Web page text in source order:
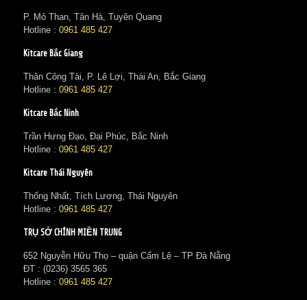
P. Mỏ Than, Tân Hà, Tuyên Quang
Hotline : 0961 485 427
Kitcare Bắc Giang
Thân Công Tài, P. Lê Lợi, Thái An, Bắc Giang
Hotline : 0961 485 427
Kitcare Bắc Ninh
Trần Hưng Đạo, Đại Phúc, Bắc Ninh
Hotline : 0961 485 427
Kitcare Thái Nguyên
Thống Nhất, Tích Lương, Thái Nguyên
Hotline : 0961 485 427
TRỤ SỞ CHÍNH MIỀN TRUNG
652 Nguyễn Hữu Thọ – quận Cẩm Lệ – TP Đà Nẵng
ĐT : (0236) 3565 365‬
Hotline : 0961 485 427